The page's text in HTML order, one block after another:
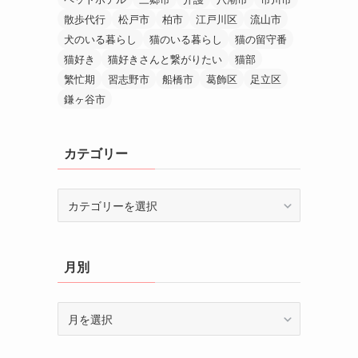
散歩代行
松戸市 柏市 江戸川区
流山市
犬のいる暮らし
猫のいる暮らし
猫の留守番
猫好き
猫好きさんと繋がりたい
猫部
繁忙期
習志野市 船橋市 葛飾区
足立区
鎌ヶ谷市
カテゴリー
ー月別